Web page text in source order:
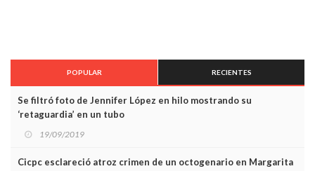
POPULAR RECIENTES
Se filtró foto de Jennifer López en hilo mostrando su
‘retaguardia’ en un tubo
19/09/2019
Cicpc esclareció atroz crimen de un octogenario en Margarita